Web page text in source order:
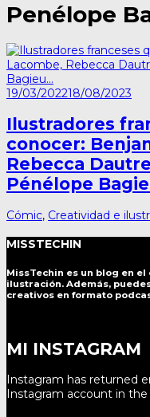
Penélope
19/03/202218/08/2023
Ilustradores
conocer:
Rebecca
Pénélope
Cómic, Creatividad e
MISSTECHIN
MissTechin es un blog en el
ilustración. Además,
creativos en formato
MI INSTAGRAM
Instagram has returned
Instagram account in the